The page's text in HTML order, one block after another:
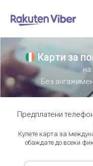
Карти за
Без
Предплатени
Купете карта за
обаждате до всеки